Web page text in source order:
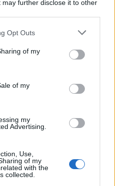
may further disclose it to other
uses one or more Google
behaviour. You may click to
and its third-party tags to
purposes in below Google
Opt Outs
of my
of my
my
Advertising.
Use,
of my
with the
collected.
2023
- melyik a jobb